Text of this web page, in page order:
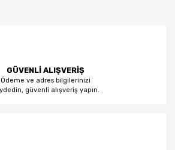
GÜVENLİ ALIŞVERİŞ
Ödeme ve adres bilgilerinizi
güvenli alışveriş yapın.